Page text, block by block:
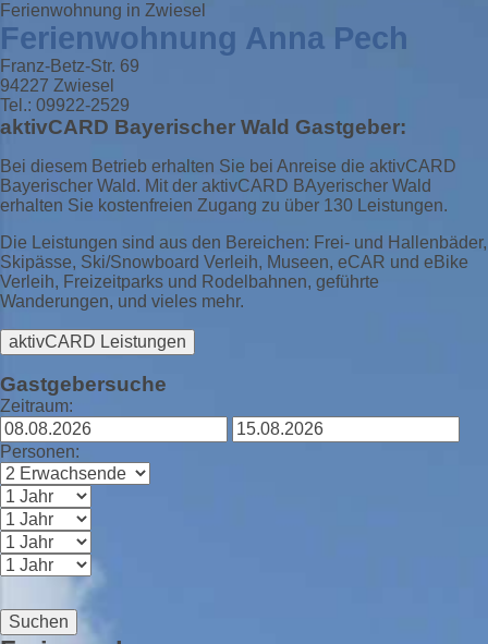
Ferienwohnung in Zwiesel
Ferienwohnung Anna Pech
Franz-Betz-Str. 69
94227 Zwiesel
Tel.: 09922-2529
aktivCARD Bayerischer Wald Gastgeber:
Bei diesem Betrieb erhalten Sie bei Anreise die aktivCARD
Bayerischer Wald. Mit der aktivCARD BAyerischer Wald
erhalten Sie kostenfreien Zugang zu über 130 Leistungen.
Die Leistungen sind aus den Bereichen: Frei- und Hallenbäder,
Skipässe, Ski/Snowboard Verleih, Museen, eCAR und eBike
Verleih, Freizeitparks und Rodelbahnen, geführte
Wanderungen, und vieles mehr.
aktivCARD Leistungen
Gastgebersuche
Zeitraum:
Personen:
Suchen